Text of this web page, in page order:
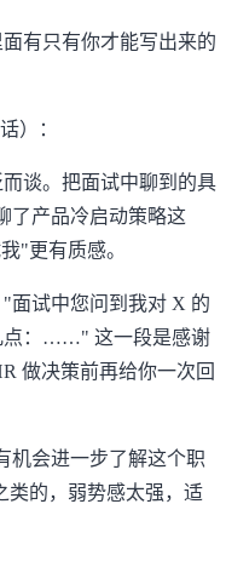
有只有你才能写出来的
）：
谈。把面试中聊到的具
产品冷启动策略这
"更有质感。
面试中您问到我对 X 的
点：……" 这一段是感谢
做决策前再给你一次回
机会进一步了解这个职
类的，弱势感太强，适